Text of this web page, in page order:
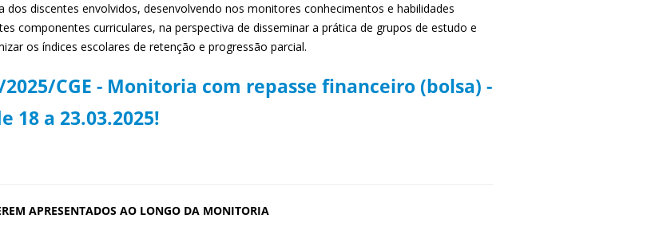
dos discentes envolvidos, desenvolvendo nos monitores conhecimentos e habilidades
componentes curriculares, na perspectiva de disseminar a prática de grupos de estudo e
os índices escolares de retenção e progressão parcial.
CGE - Monitoria com repasse financeiro (bolsa) -
18 a 23.03.2025!
APRESENTADOS AO LONGO DA MONITORIA